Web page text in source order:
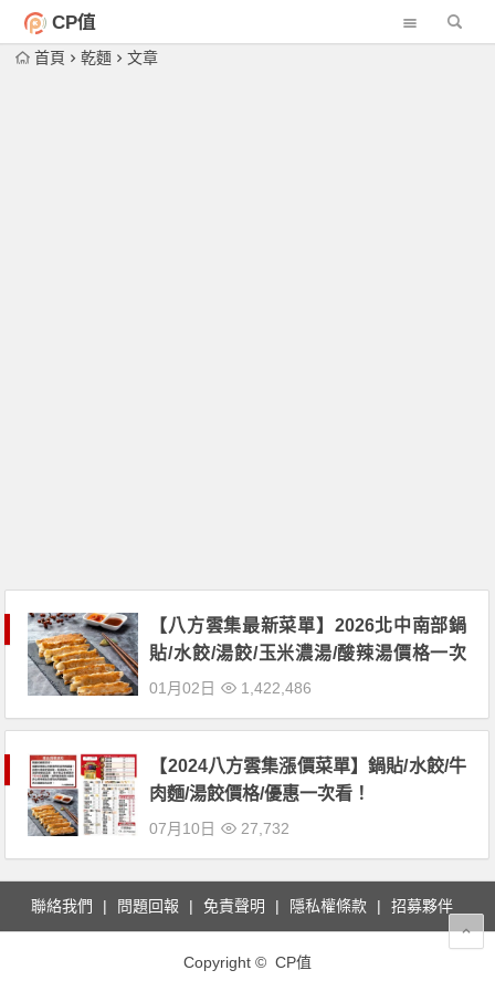
CP值
首頁 乾麵 文章
【八方雲集最新菜單】2026北中南部鍋
貼/水餃/湯餃/玉米濃湯/酸辣湯價格一次
看！
01月02日 1,422,486
【2024八方雲集漲價菜單】鍋貼/水餃/牛
肉麵/湯餃價格/優惠一次看！
07月10日 27,732
聯絡我們 問題回報 免責聲明 隱私權條款 招募夥伴
Copyright © CP值